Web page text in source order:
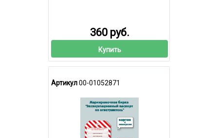
360 руб.
Купить
Артикул00-01052871